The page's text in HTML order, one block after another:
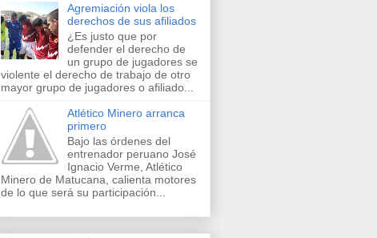
Agremiación viola los
derechos de sus afiliados
¿Es justo que por
defender el derecho de
un grupo de jugadores se
violente el derecho de trabajo de otro
mayor grupo de jugadores o afiliado...
Atlético Minero arranca
primero
Bajo las órdenes del
entrenador peruano José
Ignacio Verme, Atlético
Minero de Matucana, calienta motores
de lo que será su participación...